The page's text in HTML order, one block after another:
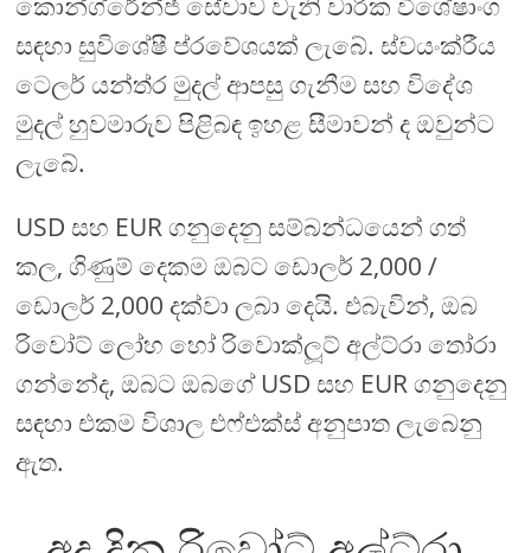
සඳහා සුවිශේෂී ප්රවේශයක් ලැබේ. ස්වයංක්රීය
ටෙලර් යන්ත්ර මුදල් ආපසු ගැනීම සහ විදේශ
මුදල් හුවමාරුව පිළිබඳ ඉහළ සීමාවන් ද ඔවුන්ට
ලැබේ.
USD සහ EUR ගනුදෙනු සම්බන්ධයෙන් ගත්
කල, ගිණුම් දෙකම ඔබට ඩොලර් 2,000 /
ඩොලර් 2,000 දක්වා ලබා දෙයි. එබැවින්, ඔබ
රිවෝට් ලෝහ හෝ රිවොක්ලූට් අල්ට්රා තෝරා
ගන්නේද, ඔබට ඔබගේ USD සහ EUR ගනුදෙනු
සඳහා එකම විශාල එෆ්එක්ස් අනුපාත ලැබෙනු
ඇත.